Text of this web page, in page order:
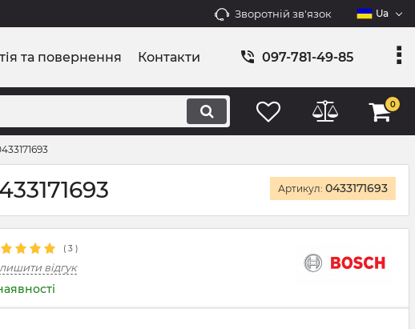
Зворотній зв'язок Ua
та повернення Контакти 097-781-49-85
0
Артикул: 0433171693
( 3 )
відгук